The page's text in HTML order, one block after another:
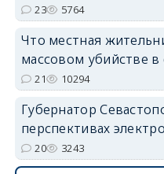
23 5764
Что местная
массовом убийстве в
21 10294
Губернатор
перспективах
20 3243